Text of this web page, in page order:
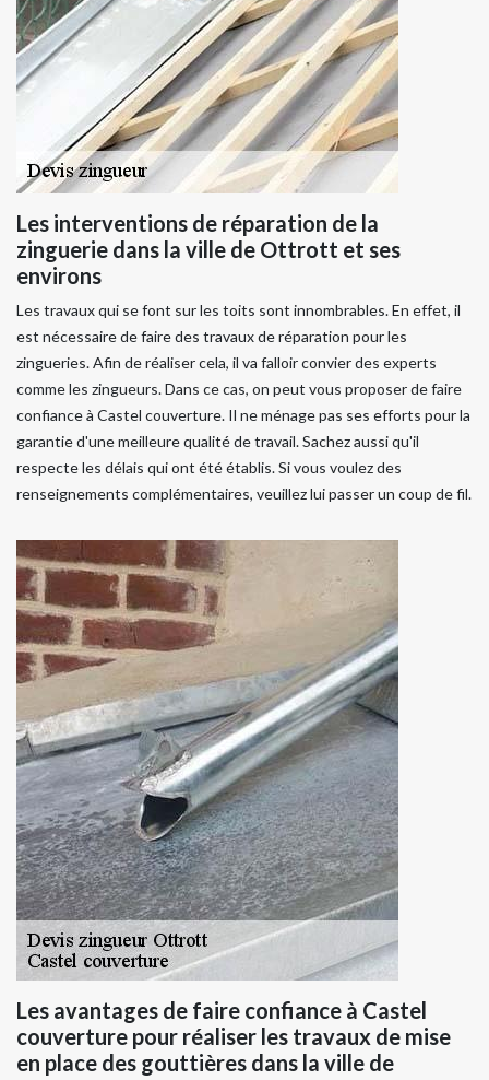
Les interventions de réparation de la
zinguerie dans la ville de Ottrott et ses
environs
Les travaux qui se font sur les toits sont innombrables. En effet, il
est nécessaire de faire des travaux de réparation pour les
zingueries. Afin de réaliser cela, il va falloir convier des experts
comme les zingueurs. Dans ce cas, on peut vous proposer de faire
confiance à Castel couverture. Il ne ménage pas ses efforts pour la
garantie d'une meilleure qualité de travail. Sachez aussi qu'il
respecte les délais qui ont été établis. Si vous voulez des
renseignements complémentaires, veuillez lui passer un coup de fil.
Les avantages de faire confiance à Castel
couverture pour réaliser les travaux de mise
en place des gouttières dans la ville de